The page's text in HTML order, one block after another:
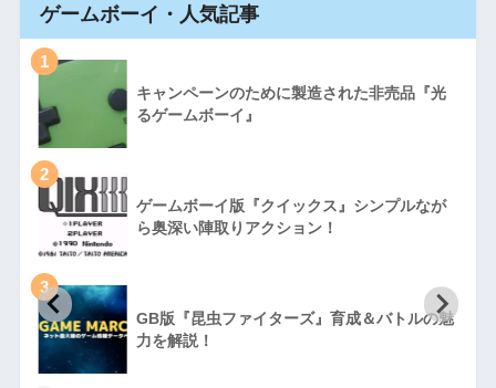
ゲームボーイ・人気記事
1
キャンペーンのために製造された非売品『光
るゲームボーイ』
2
ゲームボーイ版『クイックス』シンプルなが
ら奥深い陣取りアクション！
3
GB版『昆虫ファイターズ』育成＆バトルの魅
力を解説！